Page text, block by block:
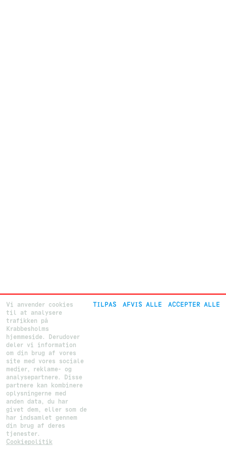
Vi anvender cookies
til at analysere
trafikken på
Krabbesholms
hjemmeside. Derudover
deler vi information
om din brug af vores
site med vores sociale
medier, reklame- og
analysepartnere. Disse
partnere kan kombinere
oplysningerne med
anden data, du har
givet dem, eller som de
har indsamlet gennem
din brug af deres
tjenester.
Cookiepolitik
TILPAS AFVIS ALLE ACCEPTER ALLE